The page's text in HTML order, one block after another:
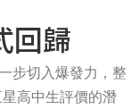
回歸
步切入爆發力，整
高中生評價的潛